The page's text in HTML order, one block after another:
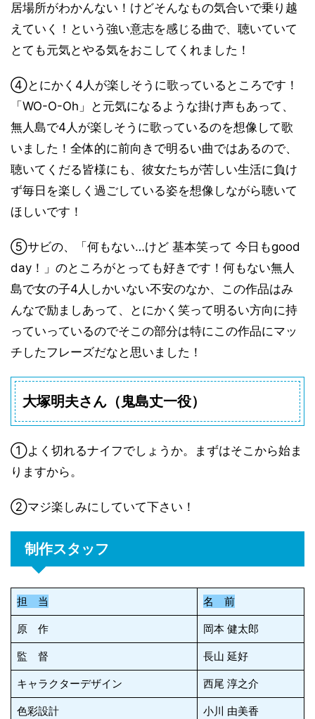
居場所がわかんない！けどそんなもの気合いで乗り越
えていく！という強い意志を感じる曲で、聴いていて
とても元気とやる気をおこしてくれました！
④とにかく4人が楽しそうに歌っているところです！
「WO-O-Oh」と元気になるような掛け声もあって、
無人島で4人が楽しそうに歌っているのを想像して歌
いました！全体的に前向きで明るい曲ではあるので、
聴いてくだる皆様にも、彼女たちが苦しい生活に負け
ず毎日を楽しく過ごしている姿を想像しながら聴いて
ほしいです！
⑤サビの、「何もない…けど 基本笑って 今日もgood
day！」のところがとっても好きです！何もない無人
島で女の子4人しかいない不安のなか、この作品はみ
んなで励ましあって、とにかく笑って明るい方向に持
っていっているのでそこの部分は特にこの作品にマッ
チしたフレーズだなと思いました！
大塚明夫さん（鬼島丈一役）
①よく切れるナイフでしょうか。まずはそこから始ま
りますから。
②マジ楽しみにしていて下さい！
制作スタッフ
担 当 名 前
原 作 岡本 健太郎
監 督 長山 延好
キャラクターデザイン 西尾 淳之介
色彩設計 小川 由美香